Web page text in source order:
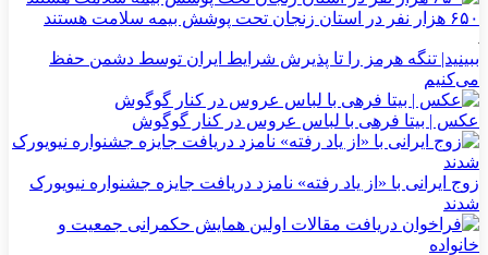
۶۵۰ هزار نفر در استان زنجان تحت پوشش بیمه سلامت هستند
ببینید| تنگه هرمز را تا پذیرش شرایط ایران توسط دشمن حفظ
می‌کنیم
عکس | بیتا فرهی با لباس عروس در کنار گوگوش
زوج ایرانی با «از یاد رفته» نامزد دریافت جایزه جشنواره نیویورک
شدند